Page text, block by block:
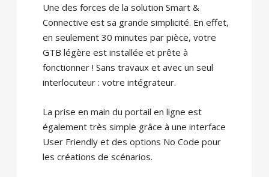
Une des forces de la solution Smart &
Connective est sa grande simplicité. En effet,
en seulement 30 minutes par pièce, votre
GTB légère est installée et prête à
fonctionner ! Sans travaux et avec un seul
interlocuteur : votre intégrateur.
La prise en main du portail en ligne est
également très simple grâce à une interface
User Friendly et des options No Code pour
les créations de scénarios.